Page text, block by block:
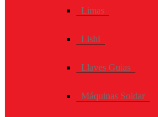
Limas
Lishi
Llaves Guias
Máquinas Soldar